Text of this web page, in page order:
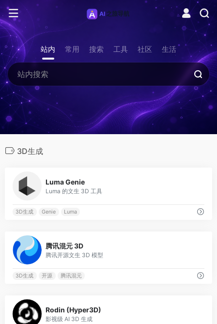
站内 常用 搜索 工具 社区 生活
3D生成
Luma Genie
Luma 的文生 3D 工具
3D生成 Genie Luma
腾讯混元 3D
腾讯开源文生 3D 模型
3D生成 开源 腾讯混元
Rodin (Hyper3D)
影视级 AI 3D 生成